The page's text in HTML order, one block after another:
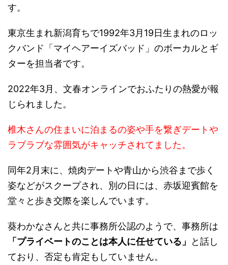
す。
東京生まれ新潟育ちで1992年3月19日生まれのロッ
クバンド「マイヘアーイズバッド」のボーカルとギ
ターを担当者です。
2022年3月、文春オンラインでおふたりの熱愛が報
じられました。
椎木さんの住まいに泊まるの姿や手を繋ぎデートや
ラブラブな雰囲気がキャッチされてました。
同年2月末に、焼肉デートや青山から渋谷まで歩く
姿などがスクープされ、別の日には、赤坂迎賓館を
堂々と歩き交際を楽しんでいます。
葵わかなさんと共に事務所公認のようで、事務所は
「プライベートのことは本人に任せている」
と話し
ており、否定も肯定もしていません。